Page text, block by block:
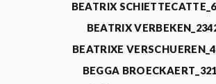
BEATRIX
BEATRIX
BEATRIXE
BEGGA